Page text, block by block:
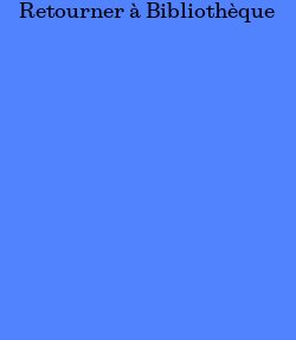
Retourner à Bibliothèque